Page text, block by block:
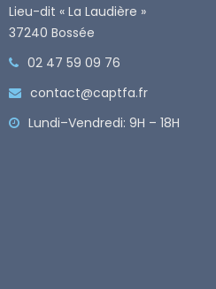
Lieu-dit « La Laudière »
37240 Bossée
02 47 59 09 76
contact@captfa.fr
Lundi–Vendredi: 9H – 18H